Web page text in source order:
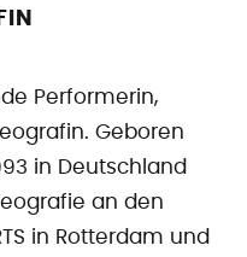
Performerin,
Geboren
in Deutschland
an den
in Rotterdam und